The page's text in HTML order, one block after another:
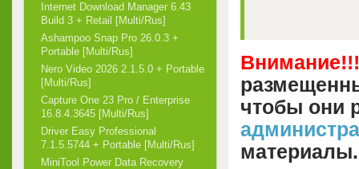
Внимание!!!
чтобы они
материалы.
Internet Download Manager 6.43
Build 3 + Retail [Multi/Rus]
Ashampoo Snap Pro 26.0.3 +
Portable [Multi/Rus]
Nero Video 2026 2.1.5.0 + Portable
[Multi/Rus]
Capture One 23 Pro / Enterprise
16.8.4.3645 [Multi/Rus]
Driver Easy Professional
7.1.5.5744 + Portable [Multi/Rus]
MiniTool Power Data Recovery